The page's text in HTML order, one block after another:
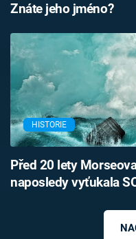
Znáte jeho jméno?
HISTORIE
Před 20 lety
naposledy vyťukala